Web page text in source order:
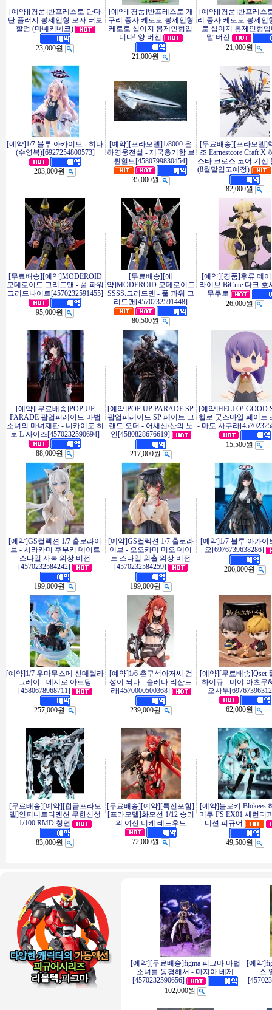
[예약][경품]반프레스토 단다
단 플러시 봉제인형 모자 터보
할멈 (마네키네코)
23,000원
[예약][경품]반프레스토 개
구리 중사 케로로 봉제인형
케로로 십이지 봉제인형입
니다! 양 버전
21,000원
[예약][경품]반프레스
리 중사 케로로 봉제인
로 십이지 봉제인형
말 버전
21,000원
[예약]1/7 블루 아카이브 - 히나
(수영복)[6927254800573]
203,000원
[예약][프라모델]1/8000 은
하영웅전설 - 제국총기함 브
륀힐트[4580799830454]
35,000원
[무료배송][프라모델]
조 Earnestcore Craft X
스타 크로스 코어 기신
(8월말입고예정)
82,000원
[무료배송][예약]MODEROID
모데로이드 그리드맨 - 풀 파워
그리드나이트[4570232591455]
95,000원
[무료배송][예
약]MODEROID 모데로이드
SSSS.그리드맨 - 풀 파워 그
리드맨[4570232591448]
80,500원
[예약][경품]후류 데
라이브 BiCute 다크 호
무쿠로
26,000원
[예약][무료배송]POP UP
PARADE 팝업퍼레이드 마법
소녀의 마녀재판 - 니카이도 히
로 L 사이즈[4570232590694]
88,000원
[예약]POP UP PARADE SP
팝업퍼레이드 SP 페이트 그
랜드 오더 - 어새신/산의 노
인[4580828676619]
217,000원
[예약]HELLO! GOOD
헬로 굿스마일 페이트
- 마토 사쿠라
15,500원
[예약]GS컬렉션 1/7 홀로라이
브 - 시라카미 후부키 데이트
스타일 사복 의상 버전
[4570232584242]
199,000원
[예약]GS컬렉션 1/7 홀로라
이브 - 오오카미 미오 데이
트 스타일 외출 의상 버전
[4570232584259]
199,000원
[예약]1/7 블루 아카이
오[6976739638286]
206,000원
[예약]1/7 우마무스메 신데렐라
그레이 - 메지로 아르당
[4580678968711]
257,000원
[예약]1/6 촌구석아저씨 검
성이 되다 - 슬레나 리산드
라[4570000500368]
239,000원
[예약][무료배송]Qset
하이큐 - 미야 아츠무
오사무
62,000원
[무료배송][예약][합금프라모
델]인피니트디멘션 무한신성
1/100 RMD 청연
83,000원
[무료배송][예약][특전포함]
[프라모델]화모선 1/12 승리
의 여신 니케 레드후드
72,000원
[예약]블로키 Blokees
미쿠 FS EX01 세런디
디션 피규어
49,500원
[예약][무료배송]figma 피그마 마법
소녀를 동경해서 - 마지아 베제
[4570232590656]
102,000원
[예약
스